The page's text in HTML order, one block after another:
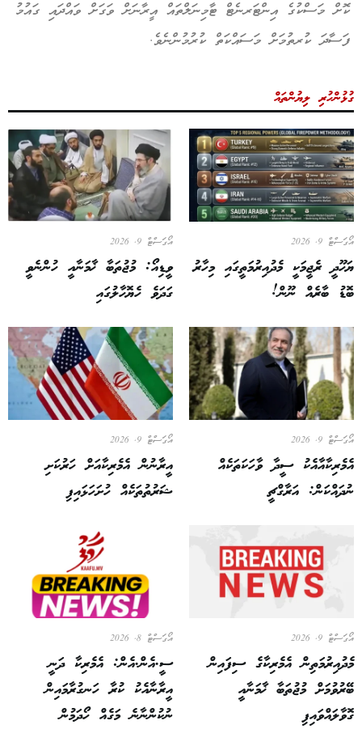
ކޮށް މަސްކުގެ އިންޓަރނެޓް ޓާމިނަލްތައް އީރާނަށް ވަގަށް ވައްދައި ގައުމު
ފަސާދަ ކުރތުމަށް މަސައްކަތް ކުރުމުންނެވެ.
ގުޅުންހުރި ލިޔުންތައް
އޯގަސްޓް 9, 2026
ޔަހޫދީ ރެޖީމަކީ މެދުއިރުމަތީގައި މިހާރު
ބޮޑު ބާރެއް ނޫން!
އޯގަސްޓް 9, 2026
ވީޑިއޯ: މުޖުތަބާ ޚާމަނާއީ ހުންނެވީ
ގަދަވެ ހެޔޮހާލުގައި
އޯގަސްޓް 9, 2026
އެމެރިކާއާއެކު ސީދާ ވާހަކަތަކެއް
ނުދައްކަން: އަރާގްޗީ
އޯގަސްޓް 9, 2026
އީރާނުން އެމެރިކާއަށް ހަރުކަށި
ޝަރުތުތަކެއް ހުށަހަޅައިފި
އޯގަސްޓް 9, 2026
މެދުއިރުމަތިން އެމެރިކާގެ ސިފައިން
ބޭރުވުމަށް މުޖުތަބާ ޚާމަނާއީ
ގޮވާލައްވައިފި
އޯގަސްޓް 8, 2026
ސީ.އެން.އެން: އެމެރިކާ ދަނީ
އީރާނާއެކު ކުރާ ހަނގުރާމައިން
ނުކުންނާނެ މަގެއް ހޯދަމުން